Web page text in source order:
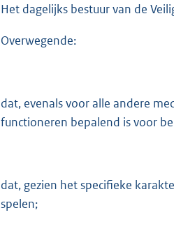
Het dagelijks bestuur van de
Overwegende:
dat, evenals voor alle andere
functioneren bepalend is voor
dat, gezien het specifieke
spelen;